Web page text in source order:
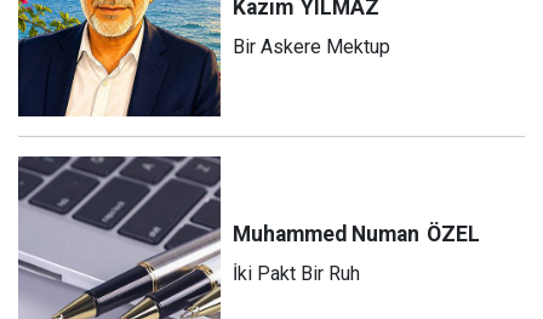
Kazım YILMAZ
Bir Askere Mektup
Muhammed Numan ÖZEL
İki Pakt Bir Ruh